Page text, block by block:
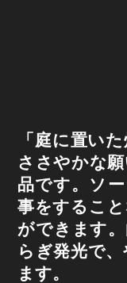
「庭に置い
ささやかな
品です。ソ
事をするこ
ができます
らぎ発光で
ます。